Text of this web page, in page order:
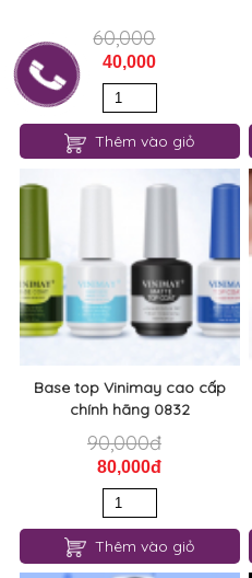
60,000
40,000
Thêm vào giỏ
Base top Vinimay cao cấp
chính hãng 0832
90,000đ
80,000đ
Thêm vào giỏ